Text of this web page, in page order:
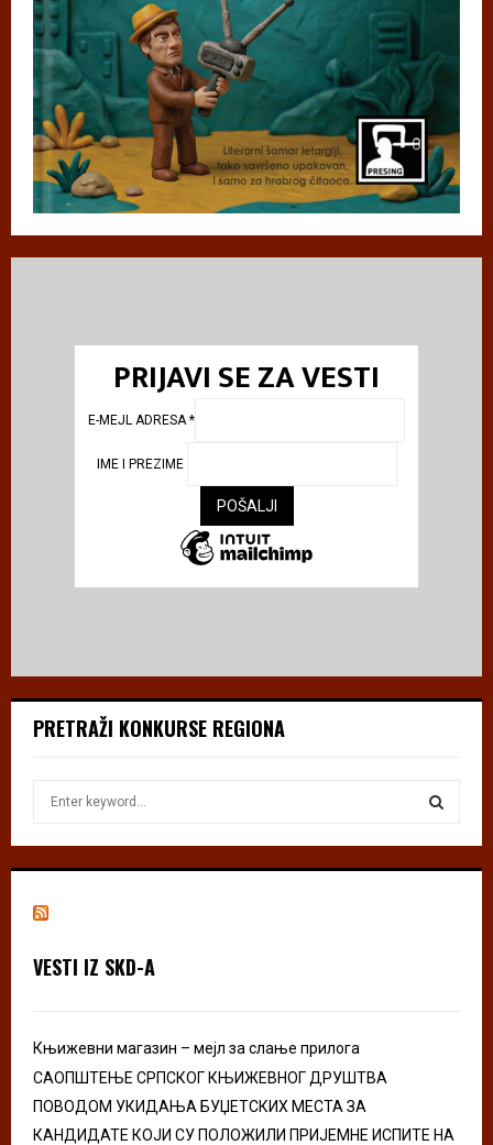
PRIJAVI SE ZA VESTI
E-MEJL ADRESA*
IME I PREZIME
PRETRAŽI KONKURSE REGIONA
h
r
S
VESTI IZ SKD-A
Књижевни магазин – мејл за слање прилога
САОПШТЕЊЕ СРПСКОГ КЊИЖЕВНОГ ДРУШТВА
ПОВОДОМ УКИДАЊА БУЏЕТСКИХ МЕСТА ЗА
КАНДИДАТЕ КОЈИ СУ ПОЛОЖИЛИ ПРИЈЕМНЕ ИСПИТЕ НА